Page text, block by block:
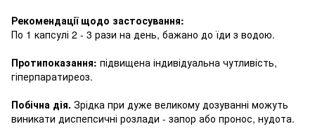
Рекомендації щодо застосування:
По 1 капсулі 2 - 3 рази на день, бажано до їди з водою.
Протипоказання: підвищена індивідуальна чутливість,
гіперпаратиреоз.
Побічна дія. Зрідка при дуже великому дозуванні можуть
виникати диспепсичні розлади - запор або пронос, нудота.